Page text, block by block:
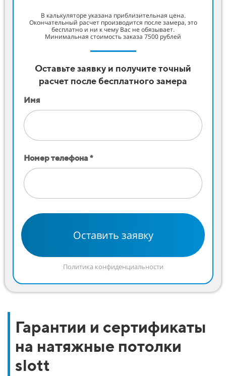
В калькуляторе указана приблизительная цена.
Окончательный расчет производится после замера, это
бесплатно и ни к чему Вас не обязывает.
Минимальная стоимость заказа 7500 рублей
Оставьте заявку и получите точный
расчет после бесплатного замера
Имя
Номер телефона *
Оставить заявку
Политика конфиденциальности
Гарантии и сертификаты
на натяжные потолки
slott